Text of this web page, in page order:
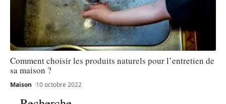
Comment choisir les produits naturels pour l’entretien de
sa maison ?
Maison 10 octobre 2022